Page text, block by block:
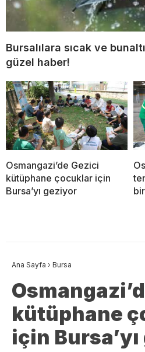
Bursalılara sıcak ve
güzel haber!
Osmangazi’de Gezici
kütüphane çocuklar için
Bursa’yı geziyor
Ana Sayfa › Bursa
kütüphane
için